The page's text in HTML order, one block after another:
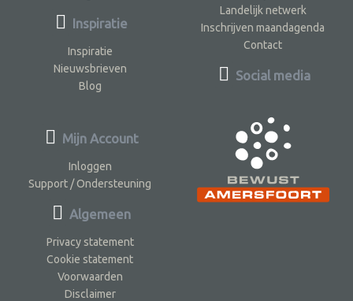
Inspiratie
Inspiratie
Nieuwsbrieven
Blog
Landelijk netwerk
Inschrijven maandagenda
Contact
Social media
Mijn Account
Inloggen
Support / Ondersteuning
Algemeen
Privacy statement
Cookie statement
Voorwaarden
Disclaimer